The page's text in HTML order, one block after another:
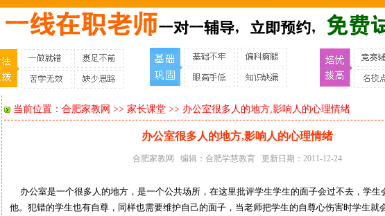
当前位置： 合肥家教网 >> 家长课堂 >> 办公室很多人的地方,影响人的心理情绪
办公室很多人的地方,影响人的心理情绪
合肥家教网 编辑： 合肥学慧教育 更新日期：2011-12-24
办公室是一个很多人的地方，是一个公共场所，在这里批评学生学生的面子会过不去，学生
他。犯错的学生也有自尊，同样也需要维护自己的面子，当老师把学生的自尊心伤害时学生就